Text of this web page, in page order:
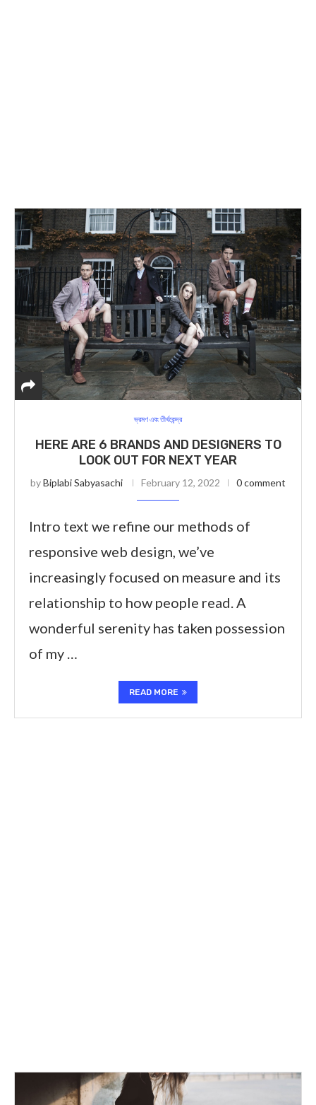
ভ্রমণ এবং তীর্থকেন্দ্র
HERE ARE 6 BRANDS AND DESIGNERS TO
LOOK OUT FOR NEXT YEAR
byBiplabi Sabyasachi February 12, 2022 0 comment
Intro text we refine our methods of
responsive web design, we’ve
increasingly focused on measure and its
relationship to how people read. A
wonderful serenity has taken possession
of my …
READ MORE